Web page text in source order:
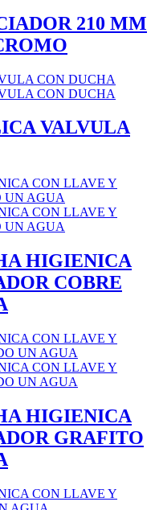
210 MM
VALVULA
HIGIENICA
COBRE
HIGIENICA
GRAFITO